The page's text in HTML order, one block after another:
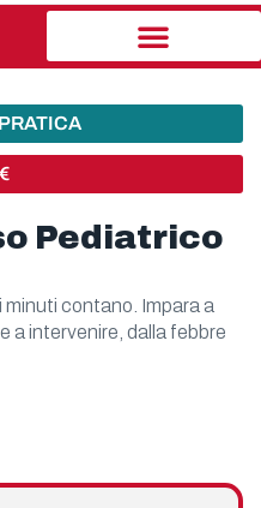
Pediatrico
contano. Impara a
a intervenire, dalla febbre